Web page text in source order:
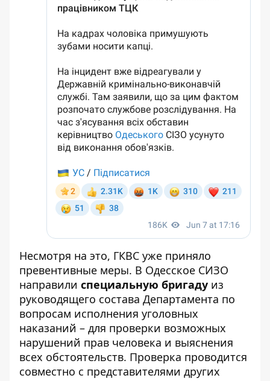
Несмотря на это, ГКВС уже приняло
превентивные меры. В Одесское СИЗО
направили специальную бригаду из
руководящего состава Департамента по
вопросам исполнения уголовных
наказаний – для проверки возможных
нарушений прав человека и выяснения
всех обстоятельств. Проверка проводится
совместно с представителями других